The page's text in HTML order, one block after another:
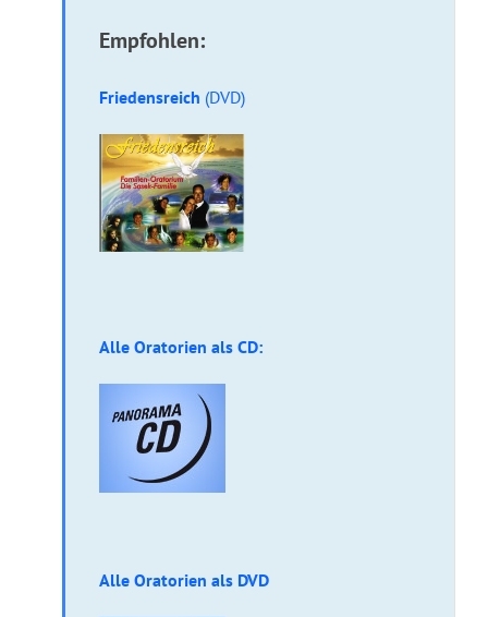
Empfohlen:
Friedensreich (DVD)
Alle Oratorien als CD:
Alle Oratorien als DVD